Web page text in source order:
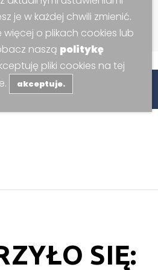
w Kozach.
SIĘ:
je w każdej chwili zmienić.
o plikach cookies lub
naszą politykę
pliki cookies na tej
akceptuje.